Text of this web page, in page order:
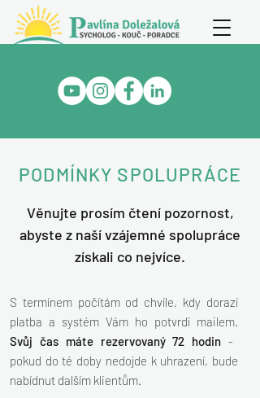
PODMÍNKY SPOLUPRÁCE
Věnujte prosím čtení pozornost,
abyste z naší vzájemné spolupráce
získali co nejvíce.
S termínem počítám od chvíle, kdy dorazí
platba a systém Vám ho potvrdí mailem.
Svůj čas máte rezervovaný 72 hodin -
pokud do té doby nedojde k uhrazení, bude
nabídnut dalším klientům.